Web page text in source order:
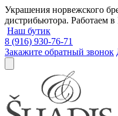
Украшения норвежского
дистрибьютора. Работаем в
Наш бутик
8 (916) 930-76-71
Закажите обратный звонок